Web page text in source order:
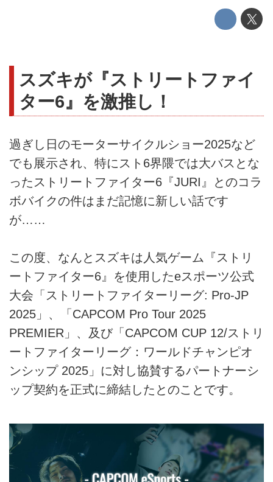
スズキが『ストリートファイ
ター6』を激推し！
過ぎし日のモーターサイクルショー2025など
でも展示され、特にスト6界隈では大バスとな
ったストリートファイター6『JURI』とのコラ
ボバイクの件はまだ記憶に新しい話です
が……
この度、なんとスズキは人気ゲーム『ストリ
ートファイター6』を使⽤したeスポーツ公式
⼤会「ストリートファイターリーグ: Pro-JP
2025」、「CAPCOM Pro Tour 2025
PREMIER」、及び「CAPCOM CUP 12/ストリ
ートファイターリーグ：ワールドチャンピオ
ンシップ 2025」に対し協賛するパートナーシ
ップ契約を正式に締結したとのことです。